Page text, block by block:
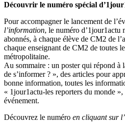
Découvrir le numéro spécial
Pour accompagner le lancement de
l’information, le numéro d’1jour1actu
abonnés, à chaque élève de CM2 de
chaque enseignant de CM2 de toutes
métropolitaine.
Au sommaire : un poster qui répond à
de s’informer ? », des articles pour
bonne information, toutes les
« 1jour1actu-les reporters du monde
événement.
Découvrez le numéro en cliquant sur